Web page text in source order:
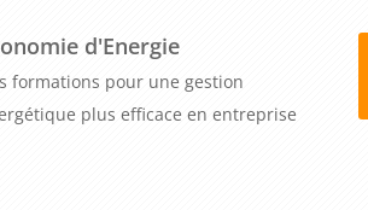
d'Energie
formations pour une gestion
plus efficace en entreprise